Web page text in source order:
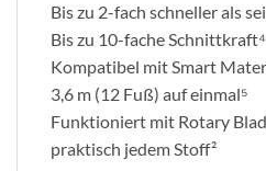
Bis zu 2-fach schneller als
Bis zu 10-fache Schnittkraft⁴
Kompatibel mit Smart
3,6 m (12 Fuß) auf einmal⁵
Funktioniert mit Rotary
praktisch jedem Stoff²